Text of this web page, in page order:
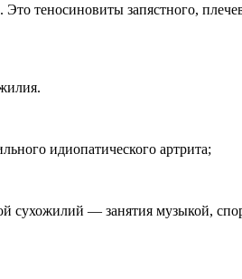
теносиновиты запястного,
идиопатического артрита;
сухожилий — занятия музыкой,